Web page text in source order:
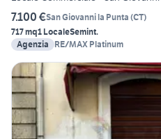
7.100 €San Giovanni la Punta (CT)
717 mq1 LocaleSemint.
Agenzia
RE/MAX Platinum